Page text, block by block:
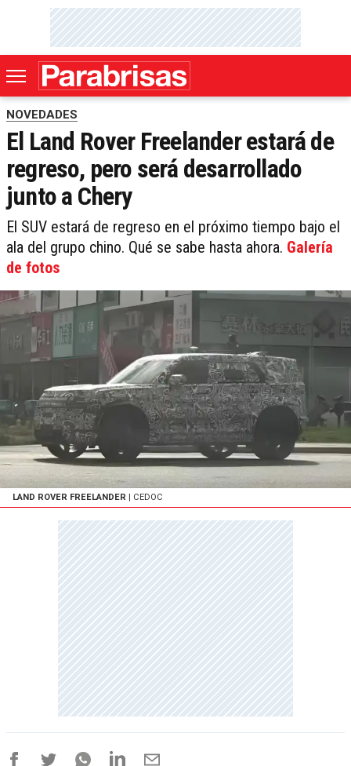
NOVEDADES
El Land Rover Freelander estará de
regreso, pero será desarrollado
junto a Chery
El SUV estará de regreso en el próximo tiempo bajo el
ala del grupo chino. Qué se sabe hasta ahora. Galería
de fotos
LAND ROVER FREELANDER | CEDOC